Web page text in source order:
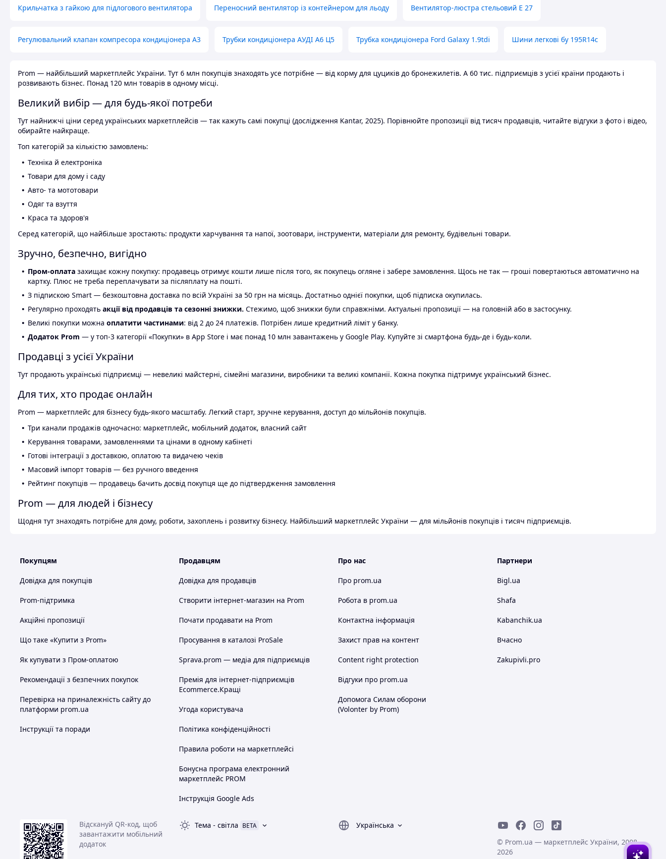
Крильчатка з гайкою для підлогового вентилятора Переносний вентилятор із контейнером для льоду Вентилятор-люстра стельовий E 27
Регулювальний клапан компресора кондиціонера А3 Трубки кондиціонера АУДІ А6 Ц5 Трубка кондиціонера Ford Galaxy 1.9tdi Шини легкові бу 195R14c
Prom — найбільший маркетплейс України. Тут 6 млн покупців знаходять усе потрібне — від корму для цуциків до бронежилетів. А 60 тис. підприємців з усієї країни продають і
розвивають бізнес. Понад 120 млн товарів в одному місці.
Великий вибір — для будь-якої потреби
Тут найнижчі ціни серед українських маркетплейсів — так кажуть самі покупці (дослідження Kantar, 2025). Порівнюйте пропозиції від тисяч продавців, читайте відгуки з фото і відео,
обирайте найкраще.
Топ категорій за кількістю замовлень:
Техніка й електроніка
Товари для дому і саду
Авто- та мототовари
Одяг та взуття
Краса та здоров'я
Серед категорій, що найбільше зростають: продукти харчування та напої, зоотовари, інструменти, матеріали для ремонту, будівельні товари.
Зручно, безпечно, вигідно
Пром-оплата захищає кожну покупку: продавець отримує кошти лише після того, як покупець огляне і забере замовлення. Щось не так — гроші повертаються автоматично на
картку. Плюс не треба переплачувати за післяплату на пошті.
З підпискою Smart — безкоштовна доставка по всій Україні за 50 грн на місяць. Достатньо однієї покупки, щоб підписка окупилась.
Регулярно проходять акції від продавців та сезонні знижки. Стежимо, щоб знижки були справжніми. Актуальні пропозиції — на головній або в застосунку.
Великі покупки можна оплатити частинами: від 2 до 24 платежів. Потрібен лише кредитний ліміт у банку.
Додаток Prom — у топ-3 категорії «Покупки» в App Store і має понад 10 млн завантажень у Google Play. Купуйте зі смартфона будь-де і будь-коли.
Продавці з усієї України
Тут продають українські підприємці — невеликі майстерні, сімейні магазини, виробники та великі компанії. Кожна покупка підтримує український бізнес.
Для тих, хто продає онлайн
Prom — маркетплейс для бізнесу будь-якого масштабу. Легкий старт, зручне керування, доступ до мільйонів покупців.
Три канали продажів одночасно: маркетплейс, мобільний додаток, власний сайт
Керування товарами, замовленнями та цінами в одному кабінеті
Готові інтеграції з доставкою, оплатою та видачею чеків
Масовий імпорт товарів — без ручного введення
Рейтинг покупців — продавець бачить досвід покупця ще до підтвердження замовлення
Prom — для людей і бізнесу
Щодня тут знаходять потрібне для дому, роботи, захоплень і розвитку бізнесу. Найбільший маркетплейс України — для мільйонів покупців і тисяч підприємців.
Покупцям
Довідка для покупців
Prom-підтримка
Акційні пропозиції
Що таке «Купити з Prom»
Як купувати з Пром-оплатою
Рекомендації з безпечних покупок
Перевірка на приналежність сайту до
платформи prom.ua
Інструкції та поради
Продавцям
Довідка для продавців
Створити інтернет-магазин на Prom
Почати продавати на Prom
Просування в каталозі ProSale
Sprava.prom — медіа для підприємців
Премія для інтернет-підприємців
Ecommerce.Кращі
Угода користувача
Політика конфіденційності
Правила роботи на маркетплейсі
Бонусна програма електронний
маркетплейс PROM
Інструкція Google Ads
Про нас
Про prom.ua
Робота в prom.ua
Контактна інформація
Захист прав на контент
Content right protection
Відгуки про prom.ua
Допомога Силам оборони
(Volonter by Prom)
Партнери
Bigl.ua
Shafa
Kabanchik.ua
Вчасно
Zakupivli.pro
Відскануй QR-код, щоб
завантажити мобільний
додаток
Тема - світла BETA
Українська
© Prom.ua — маркетплейс України, 2008-
2026